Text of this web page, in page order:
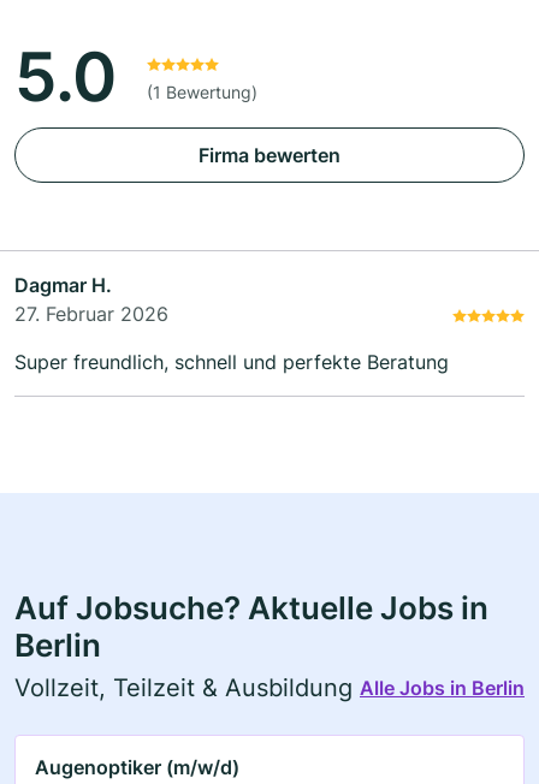
5.0 (1 Bewertung)
Firma bewerten
Dagmar H.
27. Februar 2026
Super freundlich, schnell und perfekte Beratung
Auf Jobsuche? Aktuelle Jobs in
Berlin
Vollzeit, Teilzeit & Ausbildung Alle Jobs in Berlin
Augenoptiker (m/w/d)